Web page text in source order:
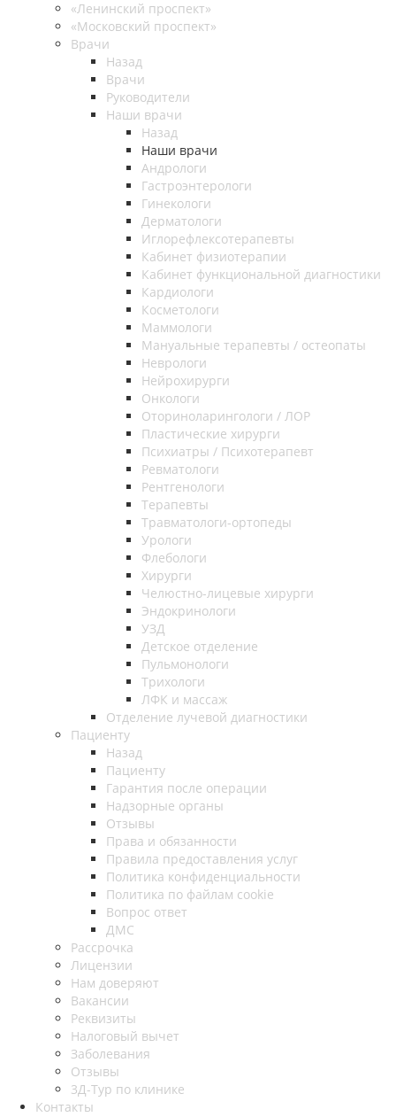
«Ленинский проспект»
«Московский проспект»
Врачи
Назад
Врачи
Руководители
Наши врачи
Назад
Наши врачи
Андрологи
Гастроэнтерологи
Гинекологи
Дерматологи
Иглорефлексотерапевты
Кабинет физиотерапии
Кабинет функциональной диагностики
Кардиологи
Косметологи
Маммологи
Мануальные терапевты / остеопаты
Неврологи
Нейрохирурги
Онкологи
Оториноларингологи / ЛОР
Пластические хирурги
Психиатры / Психотерапевт
Ревматологи
Рентгенологи
Терапевты
Травматологи-ортопеды
Урологи
Флебологи
Хирурги
Челюстно-лицевые хирурги
Эндокринологи
УЗД
Детское отделение
Пульмонологи
Трихологи
ЛФК и массаж
Отделение лучевой диагностики
Пациенту
Назад
Пациенту
Гарантия после операции
Надзорные органы
Отзывы
Права и обязанности
Правила предоставления услуг
Политика конфиденциальности
Политика по файлам cookie
Вопрос ответ
ДМС
Рассрочка
Лицензии
Нам доверяют
Вакансии
Реквизиты
Налоговый вычет
Заболевания
Отзывы
3Д-Тур по клинике
Контакты